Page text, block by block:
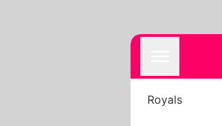
Royals